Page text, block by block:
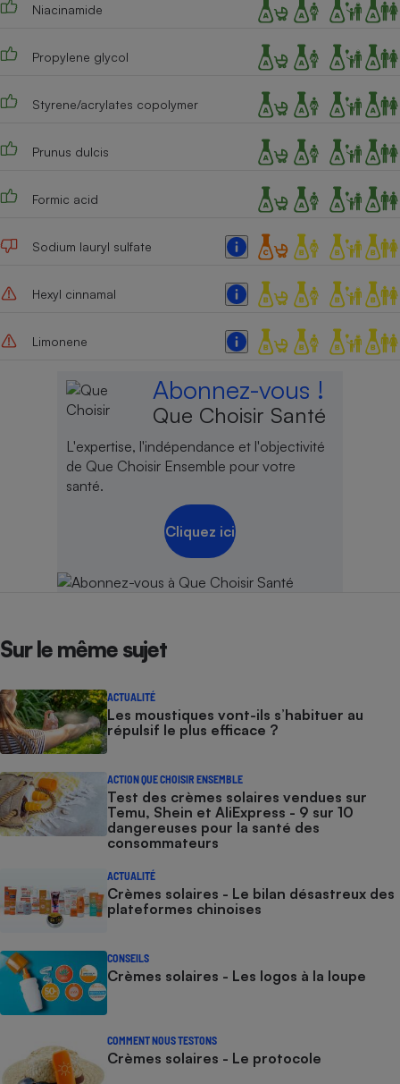
Niacinamide
Propylene glycol
Styrene/acrylates copolymer
Prunus dulcis
Formic acid
Sodium lauryl sulfate
Hexyl cinnamal
Limonene
Abonnez-vous !
Que Choisir Santé
L'expertise, l'indépendance et l'objectivité
de Que Choisir Ensemble pour votre
santé.
Cliquez ici
Sur le même sujet
ACTUALITÉ
Les moustiques vont-ils s’habituer au
répulsif le plus efficace ?
ACTION QUE CHOISIR ENSEMBLE
Test des crèmes solaires vendues sur
Temu, Shein et AliExpress - 9 sur 10
dangereuses pour la santé des
consommateurs
ACTUALITÉ
Crèmes solaires - Le bilan désastreux des
plateformes chinoises
CONSEILS
Crèmes solaires - Les logos à la loupe
COMMENT NOUS TESTONS
Crèmes solaires - Le protocole